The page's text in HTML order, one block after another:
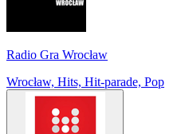
Radio Gra Wrocław
Wrocław, Hits, Hit-parade, Pop